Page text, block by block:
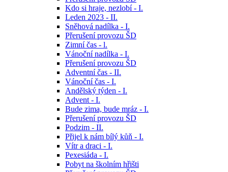
Kdo si hraje, nezlobí - I.
Leden 2023 - II.
Sněhová nadílka - I.
Přerušení provozu ŠD
Zimní čas - l.
Vánoční nadílka - I.
Přerušení provozu ŠD
Adventní čas - II.
Vánoční čas - I.
Andělský týden - I.
Advent - I.
Bude zima, bude mráz - I.
Přerušení provozu ŠD
Podzim - II.
Přijel k nám bílý kůň - I.
Vítr a draci - I.
Pexesiáda - I.
Pobyt na školním hřišti